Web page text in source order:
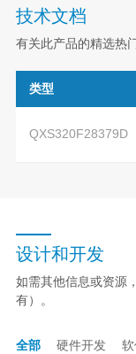
技术文档
有关此产品的精选热
类型
QXS320F28379D
设计和开发
如需其他信息或资源
有）。
全部 硬件开发